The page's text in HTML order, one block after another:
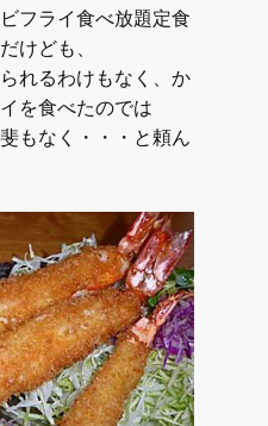
フライ食べ放題定食
けども、
れるわけもなく、か
を食べたのでは
もなく・・・と頼ん